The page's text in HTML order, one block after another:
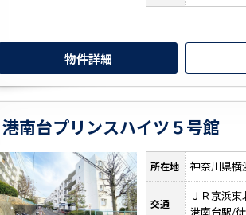
物件詳細
港南台プリンスハイツ５号館
所在地 神奈川県横
交通
ＪＲ京浜
港南台駅/